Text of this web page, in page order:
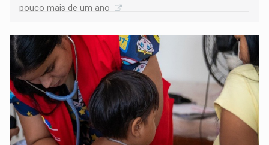
pouco mais de um ano